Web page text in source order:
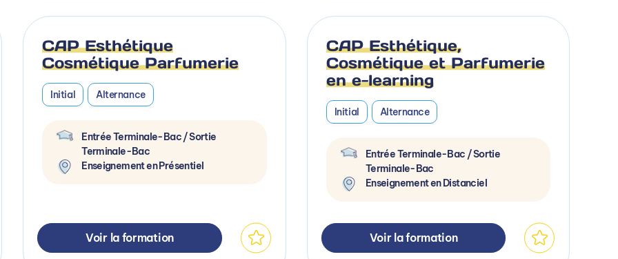
CAP Esthétique
Cosmétique Parfumerie
Initial Alternance
Entrée Terminale-Bac / Sortie
Terminale-Bac
Enseignement en Présentiel
Voir la formation
CAP Esthétique,
Cosmétique et Parfumerie
en e-learning
Initial Alternance
Entrée Terminale-Bac / Sortie
Terminale-Bac
Enseignement en Distanciel
Voir la formation